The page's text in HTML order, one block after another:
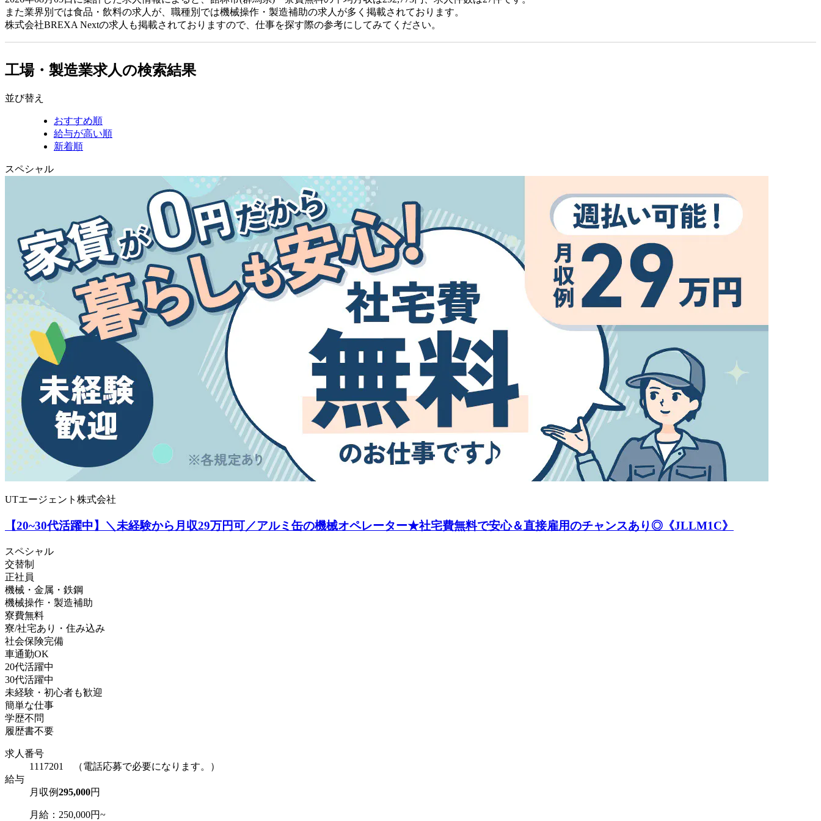
また業界別では食品・飲料の求人が、職種別では機械操作・製造補助の求人が多く掲載されております。
株式会社BREXA Nextの求人も掲載されておりますので、仕事を探す際の参考にしてみてください。
工場・製造業求人の検索結果
並び替え
おすすめ順
給与が高い順
新着順
スペシャル
UTエージェント株式会社
【20~30代活躍中】＼未経験から月収29万円可／アルミ缶の機械オペレーター★社宅費無料で安心＆直接雇用のチャンスあり◎《JLLM1C》
スペシャル
交替制
正社員
機械・金属・鉄鋼
機械操作・製造補助
寮費無料
寮/社宅あり・住み込み
社会保険完備
車通勤OK
20代活躍中
30代活躍中
未経験・初心者も歓迎
簡単な仕事
学歴不問
履歴書不要
求人番号
1117201 （電話応募で必要になります。）
給与
月収例295,000円
月給：250,000円~